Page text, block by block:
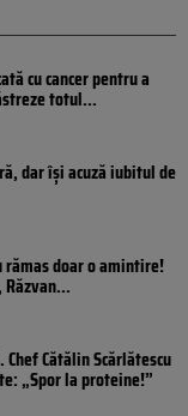
cu cancer pentru a
totul...
dar își acuză iubitul de
doar o amintire!
Cătălin Scărlătescu
„Spor la proteine!”